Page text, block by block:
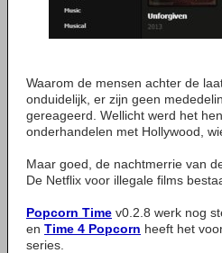
Waarom de mensen achter de
onduidelijk, er zijn geen
gereageerd. Wellicht werd het
onderhandelen met Hollywood,
Maar goed, de nachtmerrie van
De Netflix voor illegale films
Popcorn Time v0.2.8 werk nog
en Time 4 Popcorn heeft het
series.